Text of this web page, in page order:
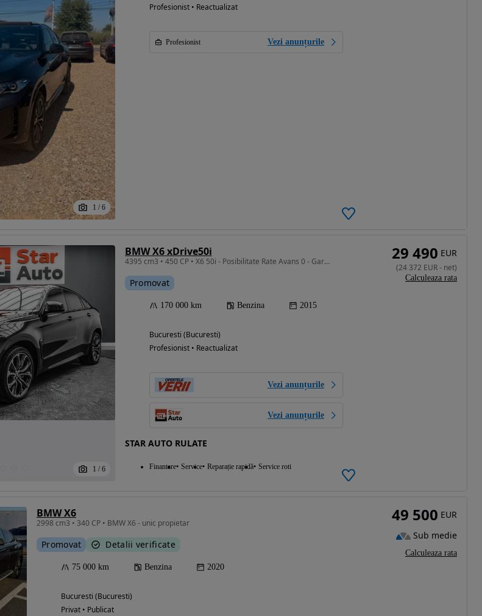
Eligibil pentru
finantare
1 / 6
Profesionist • Reactualizat
Profesionist Vezi anunțurile
1 / 6
BMW X6 xDrive50i
4395 cm3 • 450 CP • X6 50i - Posibilitate Rate Avans 0 - Garantie 12 Luni - IMPECABILA
Promovat
170 000 km Benzina 2015
Bucuresti (Bucuresti)
Profesionist • Reactualizat
Vezi anunțurile
Vezi anunțurile
STAR AUTO RULATE
Finantare Service Reparație rapidă Service roti
29 490 EUR
(24 372 EUR- net)
Calculeaza rata
BMW X6
2998 cm3 • 340 CP • BMW X6 - unic propietar
Promovat Detalii verificate
75 000 km Benzina 2020
Bucuresti (Bucuresti)
Privat • Publicat
49 500 EUR
Sub medie
Calculeaza rata